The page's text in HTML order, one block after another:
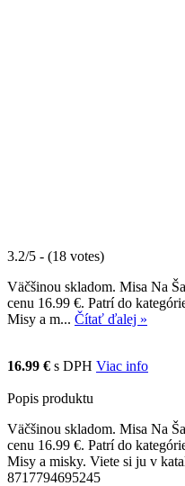
3.2/5 - (18 votes)
Väčšinou skladom. Misa Na
cenu 16.99 €. Patrí do
Misy a m... Čítať ďalej »
16.99 € s DPH Viac info
Popis produktu
Väčšinou skladom. Misa Na
cenu 16.99 €. Patrí do
Misy a misky. Viete si ju v
8717794695245